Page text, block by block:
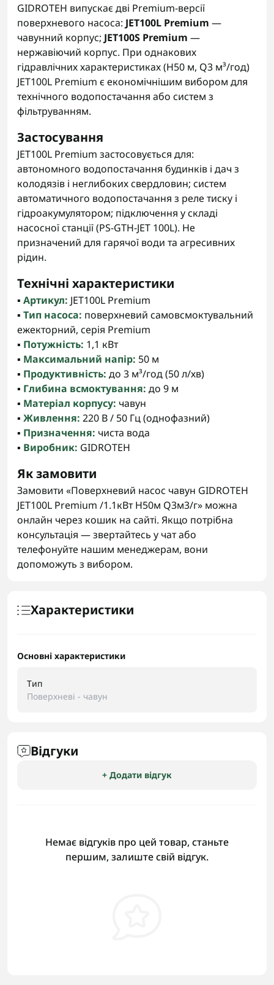
GIDROTEH випускає дві Premium-версії
поверхневого насоса: JET100L Premium —
чавунний корпус; JET100S Premium —
нержавіючий корпус. При однакових
гідравлічних характеристиках (H50 м, Q3 м³/год)
JET100L Premium є економічнішим вибором для
технічного водопостачання або систем з
фільтруванням.
Застосування
JET100L Premium застосовується для:
автономного водопостачання будинків і дач з
колодязів і неглибоких свердловин; систем
автоматичного водопостачання з реле тиску і
гідроакумулятором; підключення у складі
насосної станції (PS-GTH-JET 100L). Не
призначений для гарячої води та агресивних
рідин.
Технічні характеристики
▪️ Артикул: JET100L Premium
▪️ Тип насоса: поверхневий самовсмоктувальний
ежекторний, серія Premium
▪️ Потужність: 1,1 кВт
▪️ Максимальний напір: 50 м
▪️ Продуктивність: до 3 м³/год (50 л/хв)
▪️ Глибина всмоктування: до 9 м
▪️ Матеріал корпусу: чавун
▪️ Живлення: 220 В / 50 Гц (однофазний)
▪️ Призначення: чиста вода
▪️ Виробник: GIDROTEH
Як замовити
Замовити «Поверхневий насос чавун GIDROTEH
JET100L Premium /1.1кВт H50м Q3м3/г» можна
онлайн через кошик на сайті. Якщо потрібна
консультація — звертайтесь у чат або
телефонуйте нашим менеджерам, вони
допоможуть з вибором.
Характеристики
Основні характеристики
Тип
Поверхневі - чавун
Відгуки
+ Додати відгук
Немає відгуків про цей товар, станьте
першим, залиште свій відгук.